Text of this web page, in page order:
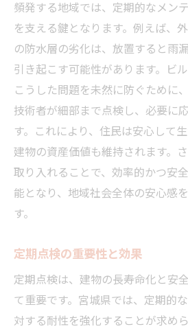
頻発する地域では、定期的なメン
を支える鍵となります。例えば、
の防水層の劣化は、放置すると雨
引き起こす可能性があります。ビ
こうした問題を未然に防ぐために
技術者が細部まで点検し、必要に
す。これにより、住民は安心して
建物の資産価値も維持されます。
取り入れることで、効率的かつ安
能となり、地域社会全体の安心感
す。
定期点検の重要性と効果
定期点検は、建物の長寿命化と安
て重要です。宮城県では、定期的
対する耐性を強化することが求め